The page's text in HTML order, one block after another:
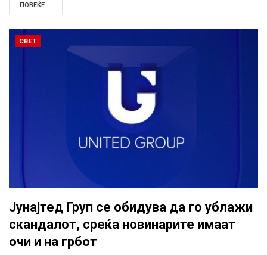
ПОВЕЌЕ ...
СВЕТ
Јунајтед Груп се обидува да го ублажи
скандалот, среќа новинарите имаат
очи и на грбот